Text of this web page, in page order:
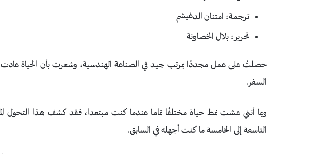
ترجمة: امتنان الدغيشم
تحرير: بلال الخصاونة
حصلتُ على عمل مجددًا بمرتب جيد في الصناعة الهندسية، وشعرت بأن الحياة
السفر.
وبما أنني عشت نمط حياة مختلفًا تماما عندما كنت مبتعدا، فقد كشف هذا التحول
التاسعة إلى الخامسة ما كنت أجهله في السابق.